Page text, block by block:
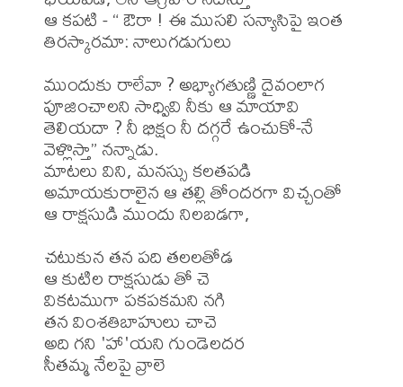
ఆ కపటి - “ ఔరా ! ఈ ముసలి సన్యాసిపై ఇంత
తిరస్కారమా: నాలుగడుగులు
ముందుకు రాలేవా ? అభ్యాగతుణ్ణి దైవంలాగ
పూజించాలని సాధ్వివి నీకు ఆ మాయావి
తెలియదా ? నీ భిక్షం నీ దగ్గరే ఉంచుకో-నే
వెళ్లొస్తా” నన్నాడు.
మాటలు విని, మనస్సు కలతపడి
అమాయకురాలైన ఆ తల్లి తోందరగా విచ్చంతో
ఆ రాక్షసుడి ముందు నిలబడగా,
చటుకున తన పది తలలతోడ
ఆ కుటిల రాక్షసుడు తో చె
వికటముగా పకపకమని నగి
తన వింశతిబాహులు చాచె
అది గని 'హా'యని గుండెలదర
సీతమ్మ నేలపై వ్రాలె